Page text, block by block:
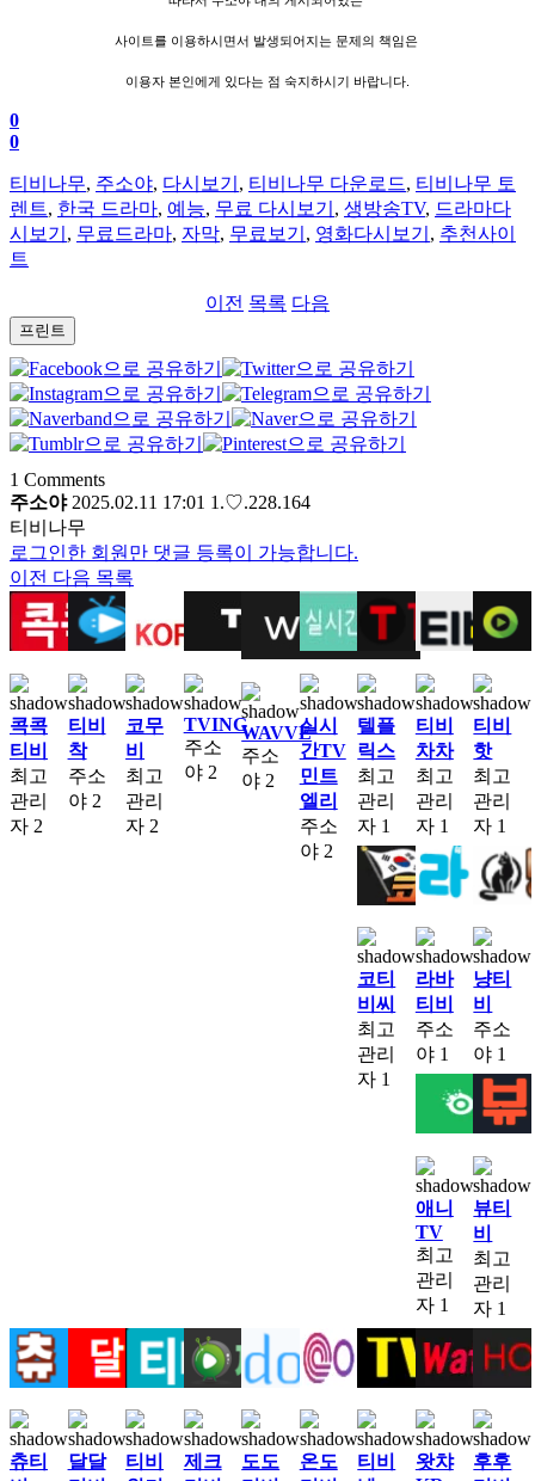
사이트를 이용하시면서 발생되어지는 문제의 책임은
이용자 본인에게 있다는 점 숙지하시기 바랍니다.
0
0
티비나무, 주소야, 다시보기 , 티비나무 다운로드, 티비나무 토
렌트, 한국 드라마, 예능, 무료 다시보기 , 생방송TV, 드라마다
시보기 , 무료드라마, 자막, 무료보기 , 영화다시보기 , 추천사이
트
이전 목록 다음
프린트
1 Comments
주소야 2025.02.11 17:01 1.♡.228.164
티비나무
로그인한 회원만 댓글 등록이 가능합니다.
이전 다음 목록
콕콕
티비
최고
관리
자 2
티비
착
주소
야 2
코무
비
최고
관리
자 2
TVING
주소
야 2
WAVVE
주소
야 2
실시
간TV
민트
엘리
주소
야 2
텔플
릭스
최고
관리
자 1
티비
차차
최고
관리
자 1
티비
핫
최고
관리
자 1
코티
비씨
최고
관리
자 1
라바
티비
주소
야 1
냥티
비
주소
야 1
애니
TV
최고
관리
자 1
뷰티
비
최고
관리
자 1
츄티
달달
티비
제크
도도
온도
티비
왓챠
후후